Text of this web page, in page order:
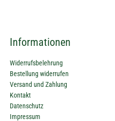
Informationen
Widerrufsbelehrung
Bestellung widerrufen
Versand und Zahlung
Kontakt
Datenschutz
Impressum